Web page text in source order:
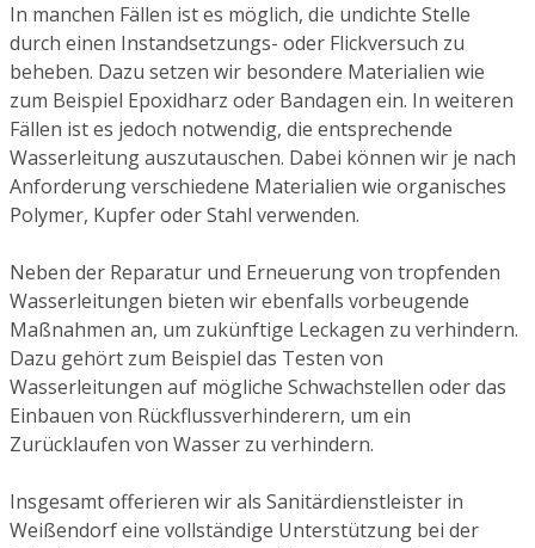
In manchen Fällen ist es möglich, die undichte Stelle
durch einen Instandsetzungs- oder Flickversuch zu
beheben. Dazu setzen wir besondere Materialien wie
zum Beispiel Epoxidharz oder Bandagen ein. In weiteren
Fällen ist es jedoch notwendig, die entsprechende
Wasserleitung auszutauschen. Dabei können wir je nach
Anforderung verschiedene Materialien wie organisches
Polymer, Kupfer oder Stahl verwenden.
Neben der Reparatur und Erneuerung von tropfenden
Wasserleitungen bieten wir ebenfalls vorbeugende
Maßnahmen an, um zukünftige Leckagen zu verhindern.
Dazu gehört zum Beispiel das Testen von
Wasserleitungen auf mögliche Schwachstellen oder das
Einbauen von Rückflussverhinderern, um ein
Zurücklaufen von Wasser zu verhindern.
Insgesamt offerieren wir als Sanitärdienstleister in
Weißendorf eine vollständige Unterstützung bei der